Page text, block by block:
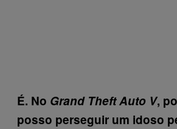
É. No Grand Theft Auto V,
posso perseguir um idoso